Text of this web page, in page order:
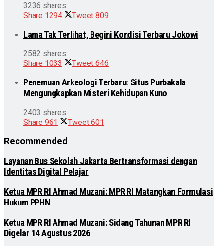
3236 shares
Share 1294 Tweet 809
Lama Tak Terlihat, Begini Kondisi Terbaru Jokowi
2582 shares
Share 1033 Tweet 646
Penemuan Arkeologi Terbaru: Situs Purbakala
Mengungkapkan Misteri Kehidupan Kuno
2403 shares
Share 961 Tweet 601
Recommended
Layanan Bus Sekolah Jakarta Bertransformasi dengan
Identitas Digital Pelajar
Ketua MPR RI Ahmad Muzani: MPR RI Matangkan Formulasi
Hukum PPHN
Ketua MPR RI Ahmad Muzani: Sidang Tahunan MPR RI
Digelar 14 Agustus 2026